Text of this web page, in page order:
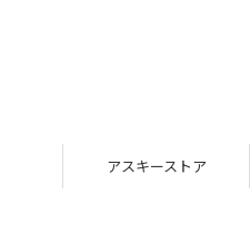
アスキーストア